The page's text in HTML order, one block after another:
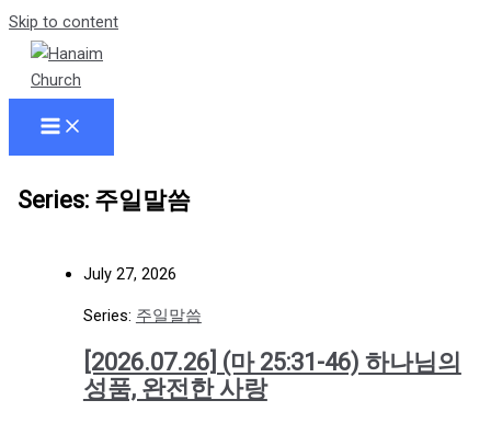
Skip to content
Series: 주일말씀
July 27, 2026
Series: 주일말씀
[2026.07.26] (마 25:31-46) 하나님의
성품, 완전한 사랑